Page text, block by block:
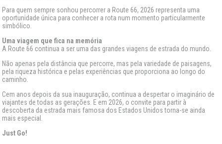
Para quem sempre sonhou percorrer a Route 66, 2026 representa uma
oportunidade única para conhecer a rota num momento particularmente
simbólico.
Uma viagem que fica na memória
A Route 66 continua a ser uma das grandes viagens de estrada do mundo.
Não apenas pela distância que percorre, mas pela variedade de paisagens,
pela riqueza histórica e pelas experiências que proporciona ao longo do
caminho.
Cem anos depois da sua inauguração, continua a despertar o imaginário de
viajantes de todas as gerações. E em 2026, o convite para partir à
descoberta da estrada mais famosa dos Estados Unidos torna-se ainda
mais especial.
Just Go!